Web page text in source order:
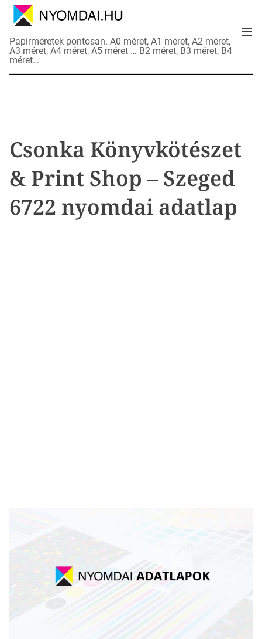
N
y
o
m
d
t
a
Papírméretek pontosan. A0 méret, A1 méret, A2 méret,
A3 méret, A4 méret, A5 méret … B2 méret, B3 méret, B4
méret…
M
Csonka Könyvkötészet
& Print Shop – Szeged
6722 nyomdai adatlap